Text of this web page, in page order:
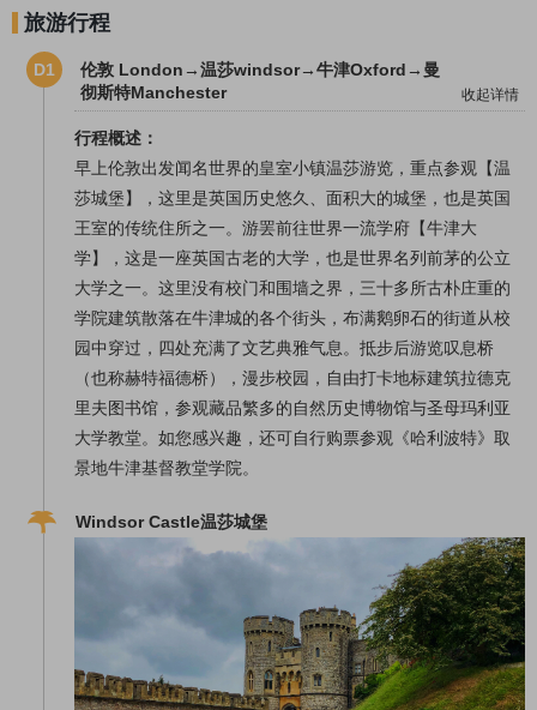
旅游行程
D1
伦敦 London→温莎windsor→牛津Oxford→曼
彻斯特Manchester
收起详情
行程概述：
早上伦敦出发闻名世界的皇室小镇温莎游览，重点参观【温
莎城堡】，这里是英国历史悠久、面积大的城堡，也是英国
王室的传统住所之一。游罢前往世界一流学府【牛津大
学】，这是一座英国古老的大学，也是世界名列前茅的公立
大学之一。这里没有校门和围墙之界，三十多所古朴庄重的
学院建筑散落在牛津城的各个街头，布满鹅卵石的街道从校
园中穿过，四处充满了文艺典雅气息。抵步后游览叹息桥
（也称赫特福德桥），漫步校园，自由打卡地标建筑拉德克
里夫图书馆，参观藏品繁多的自然历史博物馆与圣母玛利亚
大学教堂。如您感兴趣，还可自行购票参观《哈利波特》取
景地牛津基督教堂学院。
Windsor Castle温莎城堡